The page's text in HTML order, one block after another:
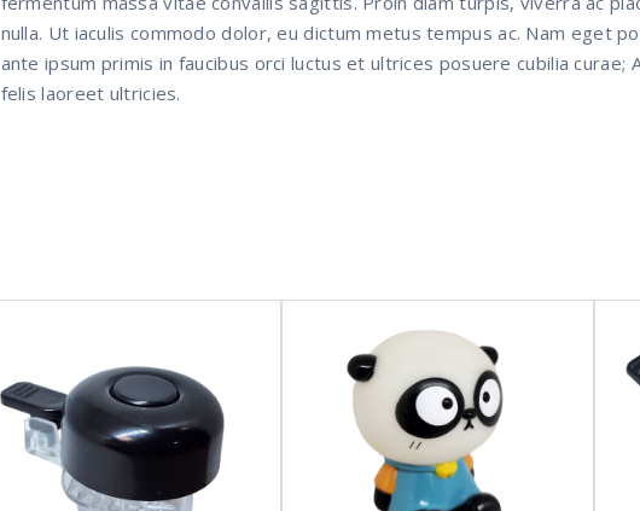
nulla. Ut iaculis commodo dolor, eu dictum metus tempus ac. Nam eget
ante ipsum primis in faucibus orci luctus et ultrices posuere cubilia curae;
felis laoreet ultricies.